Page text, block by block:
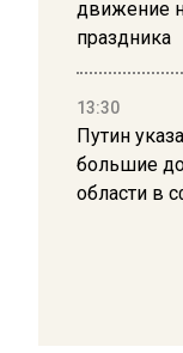
движение
праздника
13:30
Путин
большие
области в